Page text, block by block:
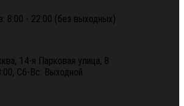
8.00 - 22.00 (без выходных)
14-я Парковая улица, 8
Сб-Вс: Выходной